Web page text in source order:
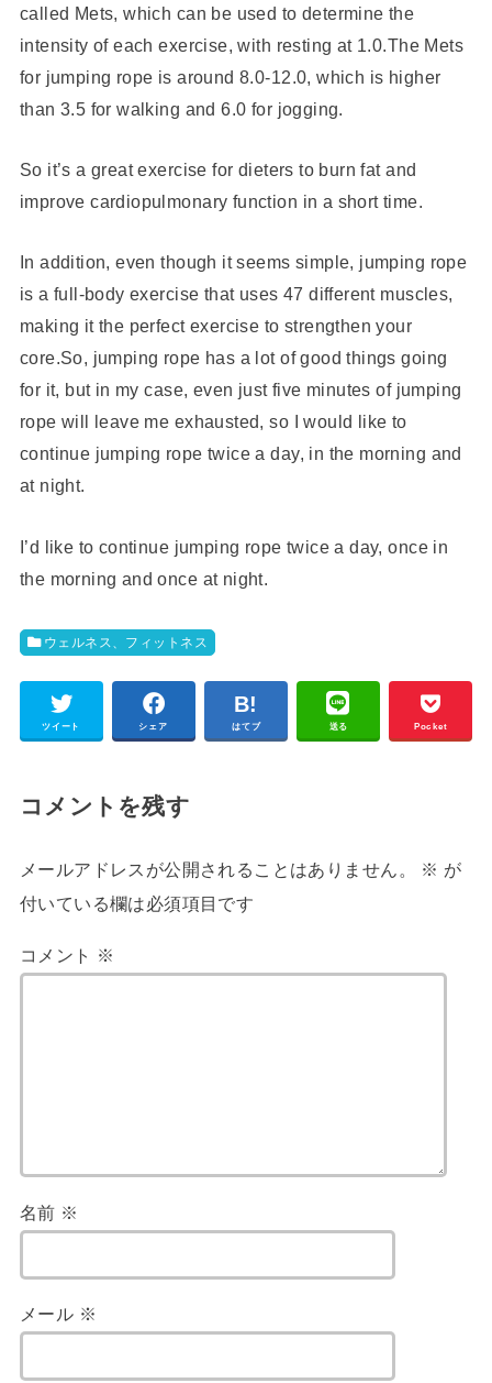
called Mets, which can be used to determine the
intensity of each exercise, with resting at 1.0.The Mets
for jumping rope is around 8.0-12.0, which is higher
than 3.5 for walking and 6.0 for jogging.
So it’s a great exercise for dieters to burn fat and
improve cardiopulmonary function in a short time.
In addition, even though it seems simple, jumping rope
is a full-body exercise that uses 47 different muscles,
making it the perfect exercise to strengthen your
core.So, jumping rope has a lot of good things going
for it, but in my case, even just five minutes of jumping
rope will leave me exhausted, so I would like to
continue jumping rope twice a day, in the morning and
at night.
I’d like to continue jumping rope twice a day, once in
the morning and once at night.
ウェルネス、フィットネス
ツイート シェア はてブ 送る Pocket
コメントを残す
メールアドレスが公開されることはありません。 ※ が
付いている欄は必須項目です
コメント ※
名前 ※
メール ※